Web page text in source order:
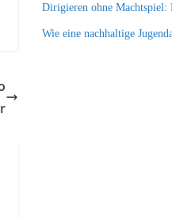
Dirigieren ohne Machtspiel:
Wie eine nachhaltige